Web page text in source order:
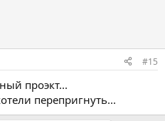
#15
проэкт...
перепригнуть...